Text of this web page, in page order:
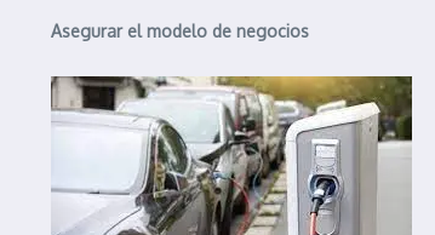
Asegurar el modelo de negocios